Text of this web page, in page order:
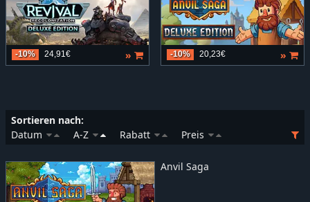
-10% 24,91€ » -10% 20,23€ »
Sortieren nach:
Datum
A-Z Rabatt Preis
Anvil Saga